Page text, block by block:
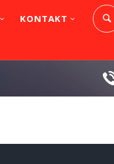
KONTAKT